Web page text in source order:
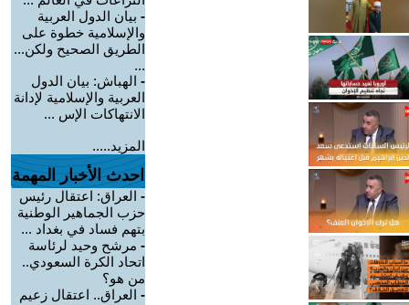
- بيان الدول العربية
والإسلامية خطوة على
الطريق الصحيح ولكن...
...
- الهباش: بيان الدول
العربية والإسلامية لإدانة
الانتهاكات الإس ...
المزيد.....
احدث الأخبار المهمة
- العراق: اعتقال رئيس
حزب الجماهير الوطنية
بتهم فساد في بغداد ...
- مرشح وحيد لرئاسة
اتحاد الكرة السعودي..
من هو؟
- العراق.. اعتقال زعيم